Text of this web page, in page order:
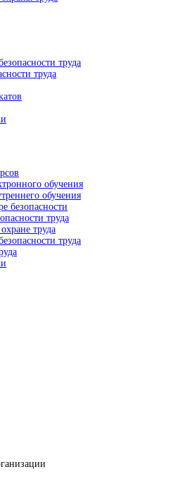
труда
труда
обучения
обучения
безопасности
труда
труда
труда